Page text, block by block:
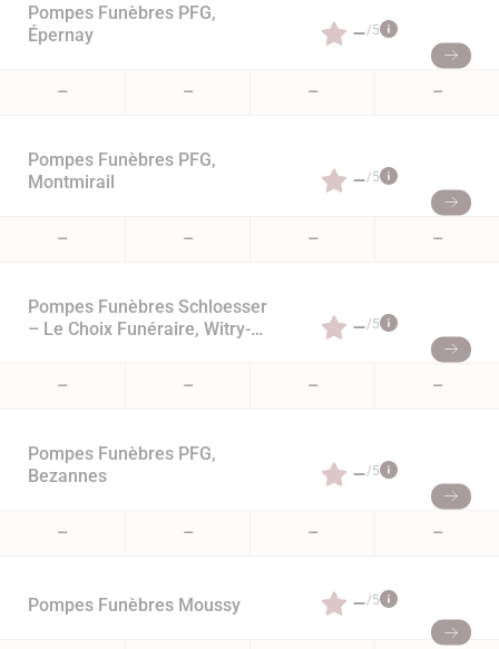
Pompes Funèbres PFG,
Épernay
–/5
– – – –
Pompes Funèbres PFG,
Montmirail
–/5
– – – –
Pompes Funèbres Schloesser
– Le Choix Funéraire, Witry-
–/5
– – – –
Pompes Funèbres PFG,
Bezannes
–/5
– – – –
Pompes Funèbres Moussy –/5